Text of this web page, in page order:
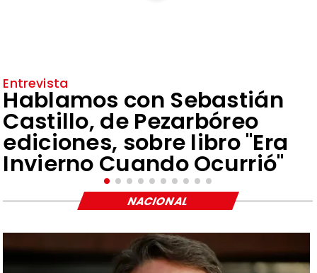
Entrevista
Hablamos con Sebastián
Castillo, de Pezarbóreo
ediciones, sobre libro "Era
Invierno Cuando Ocurrió"
NACIONAL